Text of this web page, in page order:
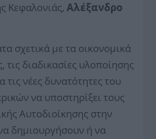
Κεφαλονιάς,Αλέξανδρο
σχετικά με τα οικονομικά
τις διαδικασίες υλοποίησης
τις νέες δυνατότητες του
να υποστηρίξει τους
Αυτοδιοίκησης στην
δημιουργήσουν ή να